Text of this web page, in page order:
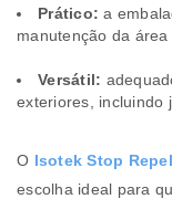
Prático: a
manutenção da área
Versátil:
exteriores, incluindo
O Isotek Stop
escolha ideal para